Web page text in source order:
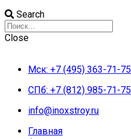
Search
Close
Мск: +7 (495) 363-71-75
СПб: +7 (812) 985-71-75
info@inoxstroy.ru
Главная